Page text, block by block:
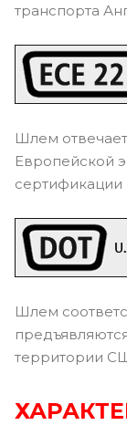
транспорта
Шлем
Европейской
Шлем
территории